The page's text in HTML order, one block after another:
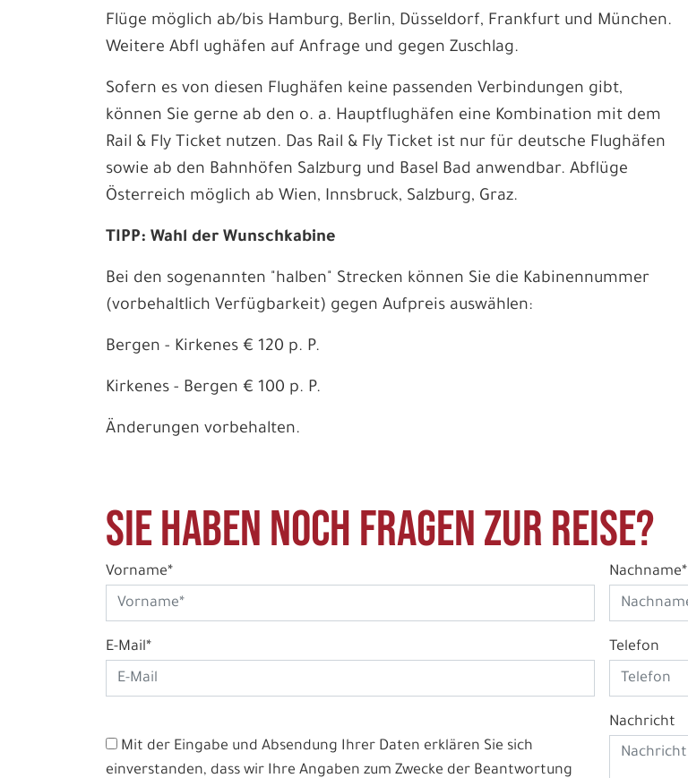
Flüge möglich ab/bis Hamburg, Berlin, Düsseldorf, Frankfurt und München.
Weitere Abfl ughäfen auf Anfrage und gegen Zuschlag.
Sofern es von diesen Flughäfen keine passenden Verbindungen gibt,
können Sie gerne ab den o. a. Hauptflughäfen eine Kombination mit dem
Rail & Fly Ticket nutzen. Das Rail & Fly Ticket ist nur für deutsche Flughäfen
sowie ab den Bahnhöfen Salzburg und Basel Bad anwendbar. Abflüge
Österreich möglich ab Wien, Innsbruck, Salzburg, Graz.
TIPP: Wahl der Wunschkabine
Bei den sogenannten "halben" Strecken können Sie die Kabinennummer
(vorbehaltlich Verfügbarkeit) gegen Aufpreis auswählen:
Bergen - Kirkenes € 120 p. P.
Kirkenes - Bergen € 100 p. P.
Änderungen vorbehalten.
Sie haben noch Fragen zur Reise?
Vorname* Nachname*
E-Mail* Telefon
Mit der Eingabe und Absendung Ihrer Daten erklären Sie sich
einverstanden, dass wir Ihre Angaben zum Zwecke der Beantwortung
Nachricht